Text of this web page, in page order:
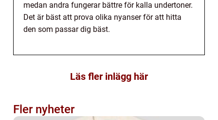
medan andra fungerar bättre för kalla undertoner.
Det är bäst att prova olika nyanser för att hitta
den som passar dig bäst.
Läs fler inlägg här
Fler nyheter